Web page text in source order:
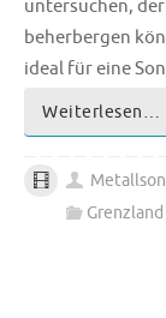
untersuchen,
beherbergen
ideal für eine
Weiterlesen…